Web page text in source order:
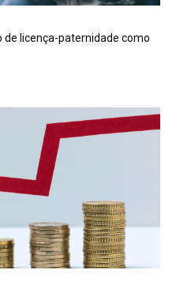
de licença-paternidade como